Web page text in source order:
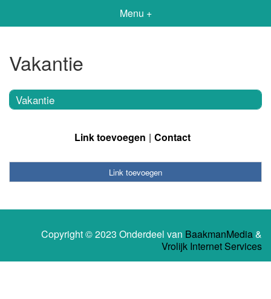
Menu +
Vakantie
Vakantie
Link toevoegen Contact
Link toevoegen
Copyright © 2023 Onderdeel van BaakmanMedia&
Vrolijk Internet Services